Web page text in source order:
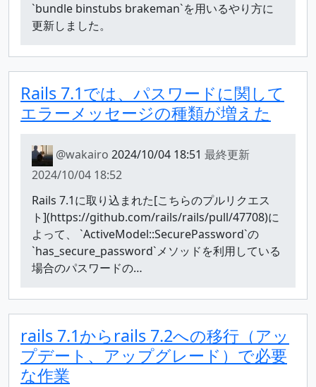
`bundle binstubs brakeman`を用いるやり方に
更新しました。
Rails 7.1では、パスワードに関して
エラーメッセージの種類が増えた
@wakairo 2024/10/04 18:51 最終更新
2024/10/04 18:52
Rails 7.1に取り込まれた[こちらのプルリクエス
ト](https://github.com/rails/rails/pull/47708)に
よって、 `ActiveModel::SecurePassword`の
`has_secure_password`メソッドを利用している
場合のパスワードの…
rails 7.1からrails 7.2への移行（アッ
プデート、アップグレード）で必要
な作業